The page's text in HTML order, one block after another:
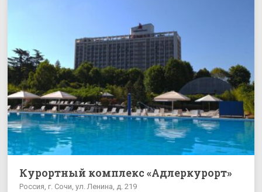
Курортный комплекс «Адлеркурорт»
Россия, г. Сочи, ул. Ленина, д. 219